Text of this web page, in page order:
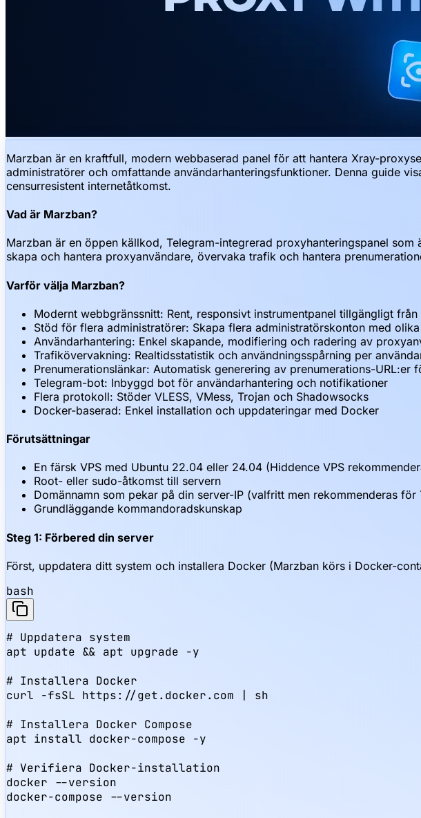
Marzban är en kraftfull, modern webbaserad panel för att hantera Xray-
administratörer och omfattande användarhanteringsfunktioner. Denna guide
censurresistent internetåtkomst.
Vad är Marzban?
Marzban är en öppen källkod, Telegram-integrerad proxyhanteringspanel
skapa och hantera proxyanvändare, övervaka trafik och hantera
Varför välja Marzban?
Modernt webbgränssnitt: Rent, responsivt instrumentpanel tillgängligt
Stöd för flera administratörer: Skapa flera administratörskonton med
Användarhantering: Enkel skapande, modifiering och radering av
Trafikövervakning: Realtidsstatistik och användningsspårning per
Prenumerationslänkar: Automatisk generering av prenumerations-URL:er
Telegram-bot: Inbyggd bot för användarhantering och notifikationer
Flera protokoll: Stöder VLESS, VMess, Trojan och Shadowsocks
Docker-baserad: Enkel installation och uppdateringar med Docker
Förutsättningar
En färsk VPS med Ubuntu 22.04 eller 24.04 (Hiddence VPS
Root- eller sudo-åtkomst till servern
Domännamn som pekar på din server-IP (valfritt men rekommenderas för
Grundläggande kommandoradskunskap
Steg 1: Förbered din server
Först, uppdatera ditt system och installera Docker (Marzban körs i Docker-
bash
# Uppdatera system
apt update && apt upgrade -y
# Installera Docker
curl -fsSL https://get.docker.com | sh
# Installera Docker Compose
apt install docker-compose -y
# Verifiera Docker-installation
docker --version
docker-compose --version